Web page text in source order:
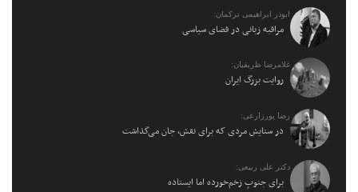
ابوذر ابراهیمی ترکمان:
مراقبه زبانی در فضای سیاسی
غلامرضا ظریفیان:
روایت بزرگ ایران
رضا پورزارعی:
در ستایش مردی که برای نقش، جان می‌گذاشت
دکتر علی ربیعی:
برای جنوبِ زخم‌خورده اما ایستاده